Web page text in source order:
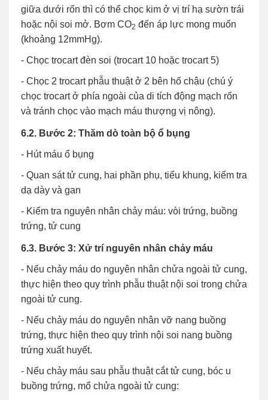
giữa dưới rốn thì có thể chọc kim ở vị trí hạ sườn trái
hoặc nội soi mở. Bơm CO2 đến áp lực mong muốn
(khoảng 12mmHg).
- Chọc trocart đèn soi (trocart 10 hoặc trocart 5)
- Chọc 2 trocart phẫu thuật ở 2 bên hố chậu (chú ý
chọc trocart ở phía ngoài của di tích động mạch rốn
và tránh chọc vào mạch máu thượng vị nông).
6.2. Bước 2: Thăm dò toàn bộ ổ bụng
- Hút máu ổ bụng
- Quan sát tử cung, hai phần phụ, tiểu khung, kiểm tra
dạ dày và gan
- Kiểm tra nguyên nhân chảy máu: vòi trứng, buồng
trứng, tử cung
6.3. Bước 3: Xử trí nguyên nhân chảy máu
- Nếu chảy máu do nguyên nhân chửa ngoài tử cung,
thực hiện theo quy trình phẫu thuật nội soi trong chửa
ngoài tử cung.
- Nếu chảy máu do nguyên nhân vỡ nang buồng
trứng, thực hiện theo quy trình nội soi nang buồng
trứng xuất huyết.
- Nếu chảy máu sau phẫu thuật cắt tử cung, bóc u
buồng trứng, mổ chửa ngoài tử cung: